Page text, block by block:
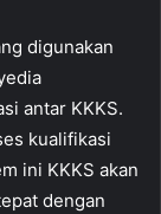
digunakan
antar KKKS.
kualifikasi
ini KKKS akan
dengan